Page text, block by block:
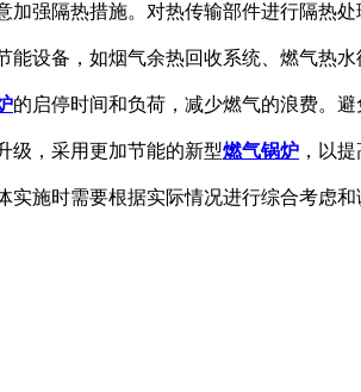
加强隔热措施。对热传输部件进行隔热
能设备，如烟气余热回收系统、燃气热
的启停时间和负荷，减少燃气的浪费。
级，采用更加节能的新型燃气锅炉 ，以
实施时需要根据实际情况进行综合考虑